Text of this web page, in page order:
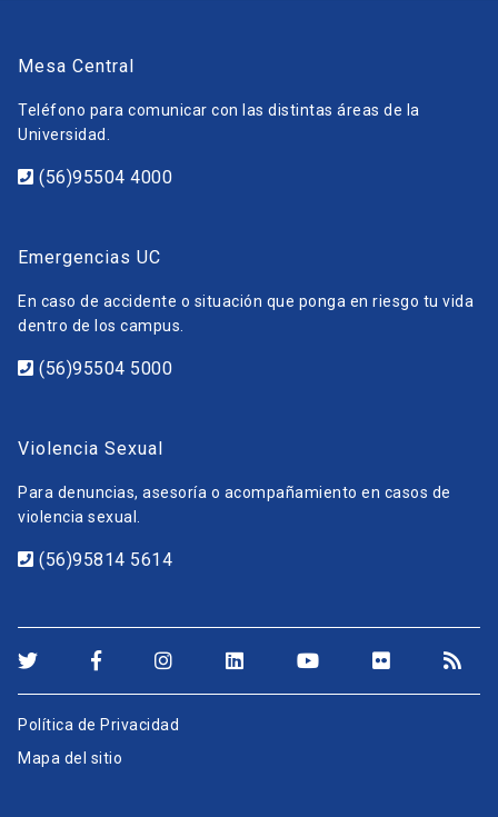
Mesa Central
Teléfono para comunicar con las distintas áreas de la
Universidad.
(56)95504 4000
Emergencias UC
En caso de accidente o situación que ponga en riesgo tu vida
dentro de los campus.
(56)95504 5000
Violencia Sexual
Para denuncias, asesoría o acompañamiento en casos de
violencia sexual.
(56)95814 5614
Política de Privacidad
Mapa del sitio